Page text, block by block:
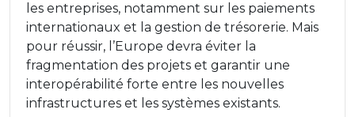
les entreprises, notamment sur les paiements
internationaux et la gestion de trésorerie. Mais
pour réussir, l’Europe devra éviter la
fragmentation des projets et garantir une
interopérabilité forte entre les nouvelles
infrastructures et les systèmes existants.